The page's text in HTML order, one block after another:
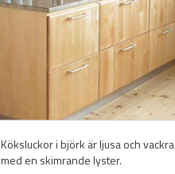
Köksluckor i björk är ljusa och vackra
med en skimrande lyster.